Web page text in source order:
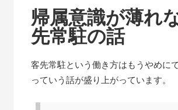
帰属意識が薄れ
先常駐の話
客先常駐という働き方はもうやめに
っていう話が盛り上がっています。